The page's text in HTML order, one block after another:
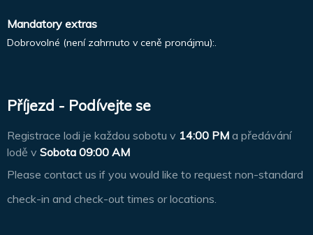
Mandatory extras
Dobrovolné (není zahrnuto v ceně pronájmu):.
Příjezd - Podívejte se
Registrace lodi je každou sobotu v 14:00 PM a předávání
lodě v Sobota 09:00 AM
Please contact us if you would like to request non-standard
check-in and check-out times or locations.